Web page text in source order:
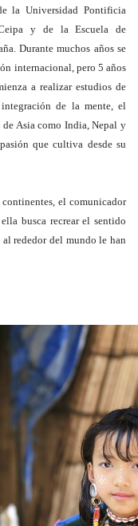
la Universidad Pontificia
y de la Escuela de
Durante muchos años se
internacional, pero 5 años
a realizar estudios de
de la mente, el
Asia como India, Nepal y
que cultiva desde su
el comunicador
busca recrear el sentido
al rededor del mundo le han